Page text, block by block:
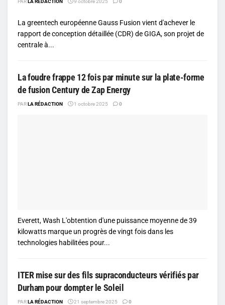
La greentech européenne Gauss Fusion vient d'achever le
rapport de conception détaillée (CDR) de GIGA, son projet de
centrale à...
La foudre frappe 12 fois par minute sur la plate-forme
de fusion Century de Zap Energy
PARLA RÉDACTION 1 octobre 2025 0
Everett, Wash L'obtention d'une puissance moyenne de 39
kilowatts marque un progrès de vingt fois dans les
technologies habilitées pour...
ITER mise sur des fils supraconducteurs vérifiés par
Durham pour dompter le Soleil
PARLA RÉDACTION 21 septembre 2025 0